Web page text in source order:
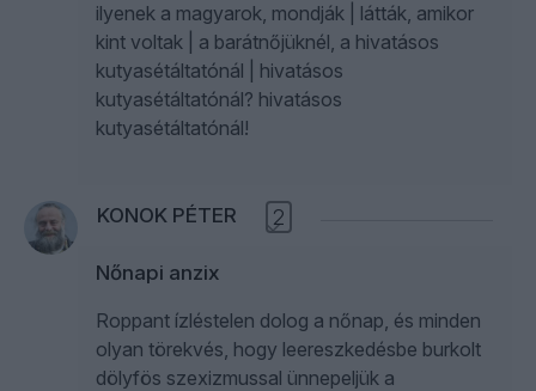
ilyenek a magyarok, mondják | látták, amikor
kint voltak | a barátnőjüknél, a hivatásos
kutyasétáltatónál | hivatásos
kutyasétáltatónál? hivatásos
kutyasétáltatónál!
KONOK PÉTER 2
Nőnapi anzix
Roppant ízléstelen dolog a nőnap, és minden
olyan törekvés, hogy leereszkedésbe burkolt
dölyfös szexizmussal ünnepeljük a